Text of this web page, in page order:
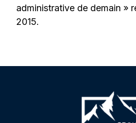
administrative de demain »
2015.